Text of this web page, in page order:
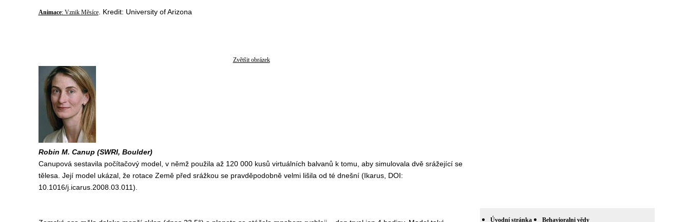
Animace: Vznik Měsíce. Kredit: University of Arizona
Zvětšit obrázek
Robin M. Canup (SWRI, Boulder)
Canupová sestavila počítačový model, v němž použila až 120 000 kusů virtuálních balvanů k tomu, aby simulovala dvě srážející se
tělesa. Její model ukázal, že rotace Země před srážkou se pravděpodobně velmi lišila od té dnešní (Ikarus, DOI:
10.1016/j.icarus.2008.03.011).
Úvodní stránka
Behavioralni vědy